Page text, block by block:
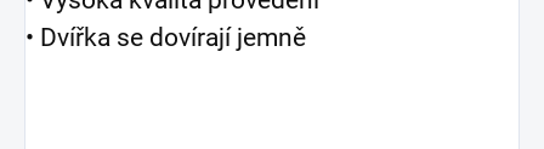
• Dvířka se dovírají jemně